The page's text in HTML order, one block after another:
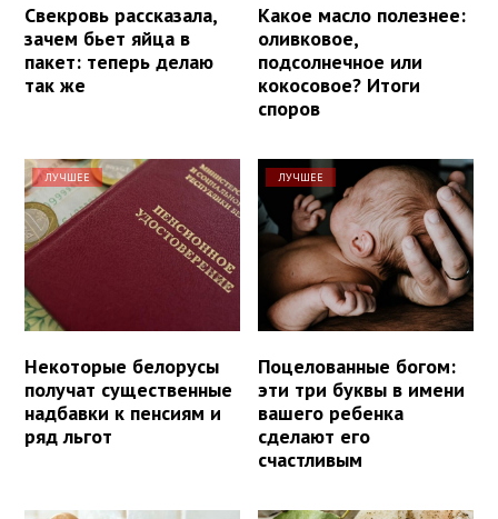
Свекровь рассказала,
зачем бьет яйца в
пакет: теперь делаю
так же
Какое масло полезнее:
оливковое,
подсолнечное или
кокосовое? Итоги
споров
ЛУЧШЕЕ
Некоторые белорусы
получат существенные
надбавки к пенсиям и
ряд льгот
ЛУЧШЕЕ
Поцелованные богом:
эти три буквы в имени
вашего ребенка
сделают его
счастливым